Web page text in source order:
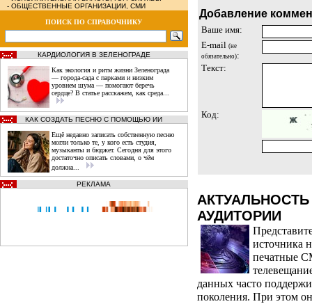
- ОБЩЕСТВЕННЫЕ ОРГАНИЗАЦИИ, СМИ
ПОИСК ПО СПРАВОЧНИКУ
КАРДИОЛОГИЯ В ЗЕЛЕНОГРАДЕ
Как экология и ритм жизни Зеленограда
— города‑сада с парками и низким
уровнем шума — помогают беречь
сердце? В статье расскажем, как среда...
КАК СОЗДАТЬ ПЕСНЮ С ПОМОЩЬЮ ИИ
Ещё недавно записать собственную песню
могли только те, у кого есть студия,
музыканты и бюджет. Сегодня для этого
достаточно описать словами, о чём
должна...
РЕКЛАМА
Добавление
Ваше имя:
E-mail (не
обязательно):
Текст:
Код:
АУДИТОРИИ
источника
печатные
данных часто
поколения. При этом